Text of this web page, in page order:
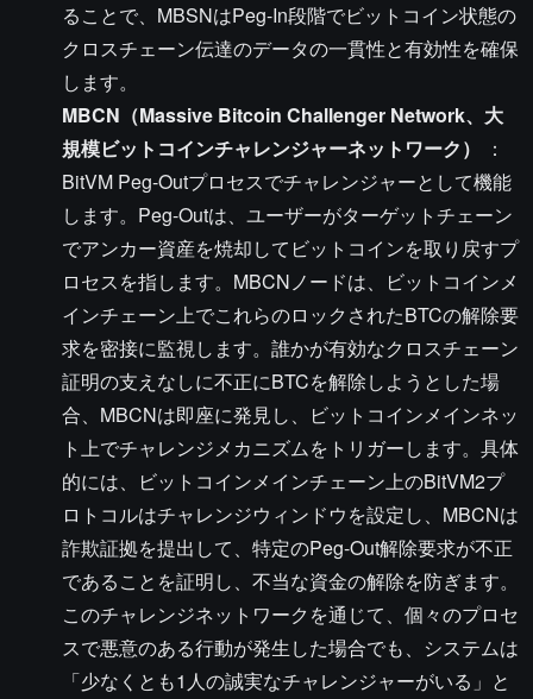
ることで、MBSNはPeg-In段階でビットコイン状態の
クロスチェーン伝達のデータの一貫性と有効性を確保
します。
MBCN（Massive Bitcoin Challenger Network、大
規模ビットコインチャレンジャーネットワーク）
：
BitVM Peg-Outプロセスでチャレンジャーとして機能
します。Peg-Outは、ユーザーがターゲットチェーン
でアンカー資産を焼却してビットコインを取り戻すプ
ロセスを指します。MBCNノードは、ビットコインメ
インチェーン上でこれらのロックされたBTCの解除要
求を密接に監視します。誰かが有効なクロスチェーン
証明の支えなしに不正にBTCを解除しようとした場
合、MBCNは即座に発見し、ビットコインメインネッ
ト上でチャレンジメカニズムをトリガーします。具体
的には、ビットコインメインチェーン上のBitVM2プ
ロトコルはチャレンジウィンドウを設定し、MBCNは
詐欺証拠を提出して、特定のPeg-Out解除要求が不正
であることを証明し、不当な資金の解除を防ぎます。
このチャレンジネットワークを通じて、個々のプロセ
スで悪意のある行動が発生した場合でも、システムは
「少なくとも1人の誠実なチャレンジャーがいる」と